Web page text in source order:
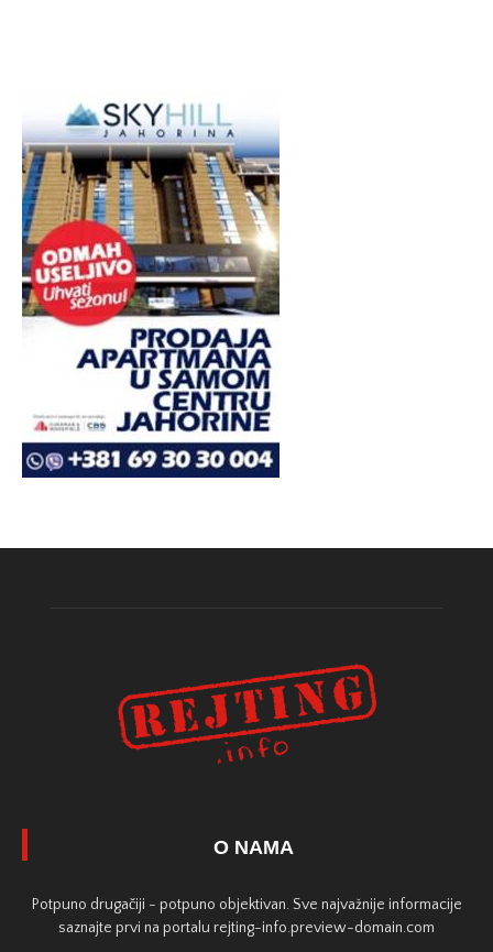
O NAMA
Potpuno drugačiji - potpuno objektivan. Sve najvažnije informacije
saznajte prvi na portalu rejting-info.preview-domain.com